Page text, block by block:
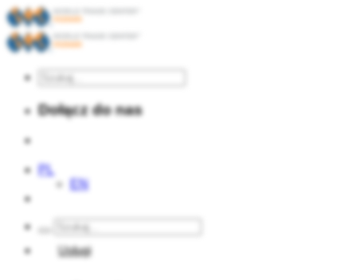
Dołącz do nas
PL
EN
Usługi